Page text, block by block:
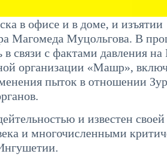
в офисе и в доме, и изъятии
Магомеда Муцольгова. В
связи с фактами давления
организации «Машр»,
пыток в отношении
и известен своей
и многочисленными